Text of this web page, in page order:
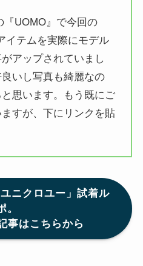
『UOMO』で今回の
イテムを実際にモデル
アップされていまし
いし写真も綺麗なの
思います。もう既にご
すが、下にリンクを貼
ニクロユー」試着ル
。
事はこちらから